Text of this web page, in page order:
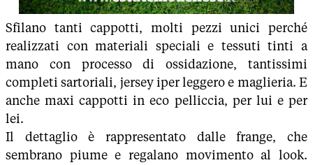
Sfilano tanti cappotti, molti pezzi unici perché
realizzati con materiali speciali e tessuti tinti a
mano con processo di ossidazione, tantissimi
completi sartoriali, jersey iper leggero e maglieria. E
anche maxi cappotti in eco pelliccia, per lui e per
lei.
Il dettaglio è rappresentato dalle frange, che
sembrano piume e regalano movimento al look.